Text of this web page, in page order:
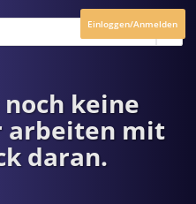
Einloggen/Anmelden
keine
arbeiten mit
daran.